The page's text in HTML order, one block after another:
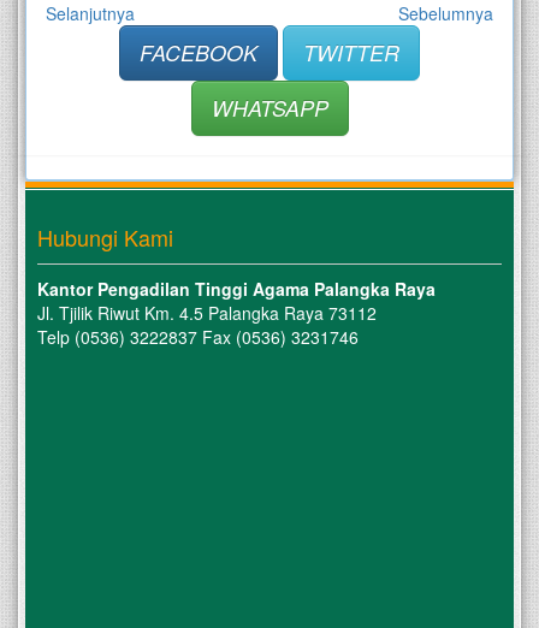
Selanjutnya Sebelumnya
FACEBOOK
TWITTER
WHATSAPP
Hubungi Kami
Kantor Pengadilan Tinggi Agama Palangka Raya
Jl. Tjilik Riwut Km. 4.5 Palangka Raya 73112
Telp (0536) 3222837 Fax (0536) 3231746